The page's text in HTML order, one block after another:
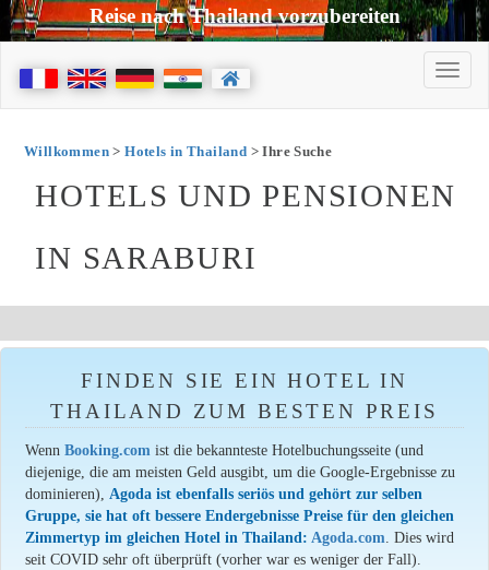
Reise nach Thailand vorzubereiten
Willkommen>Hotels in Thailand > Ihre Suche
HOTELS UND PENSIONEN
IN SARABURI
FINDEN SIE EIN HOTEL IN
THAILAND ZUM BESTEN PREIS
WennBooking.comist die bekannteste Hotelbuchungsseite (und
diejenige, die am meisten Geld ausgibt, um die Google-Ergebnisse zu
dominieren),Agoda ist ebenfalls seriös und gehört zur selben
Gruppe, sie hat oft bessere Endergebnisse Preise für den gleichen
Zimmertyp im gleichen Hotel in Thailand:Agoda.com. Dies wird
seit COVID sehr oft überprüft (vorher war es weniger der Fall).